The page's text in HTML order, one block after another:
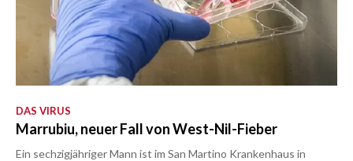
DAS VIRUS
Marrubiu, neuer Fall von West-Nil-Fieber
Ein sechzigjähriger Mann ist im San Martino Krankenhaus in